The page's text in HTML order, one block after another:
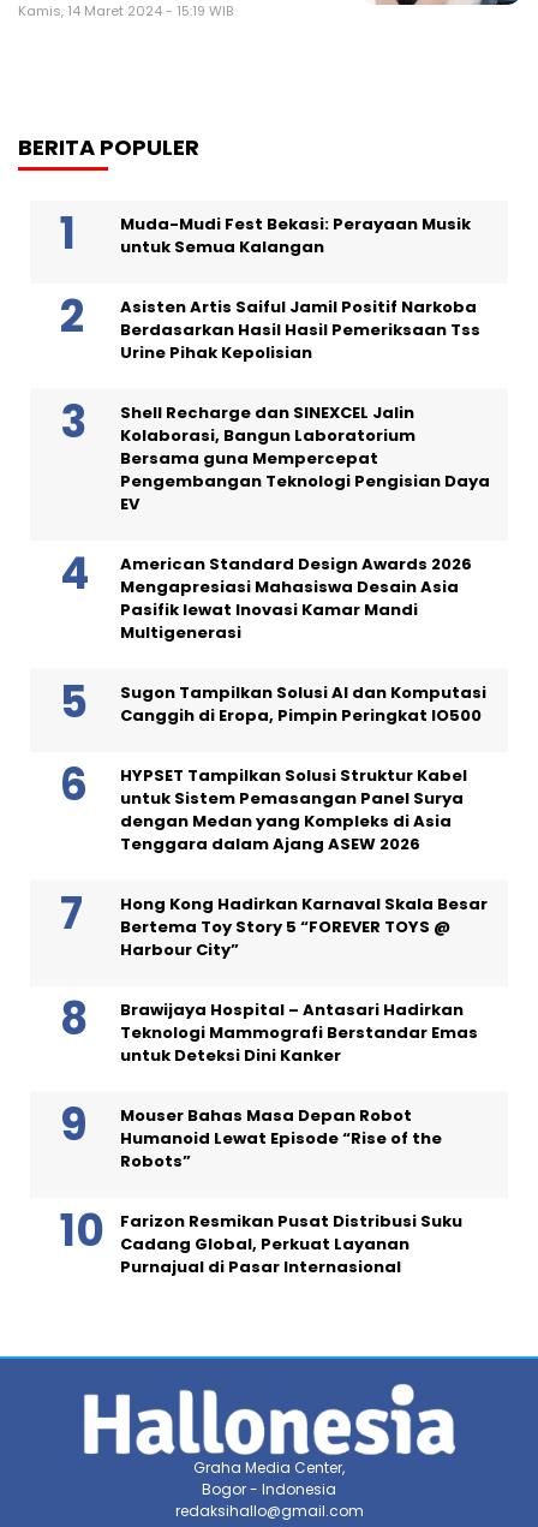
Kamis, 14 Maret 2024 - 15:19 WIB
BERITA POPULER
Muda-Mudi Fest Bekasi: Perayaan Musik
untuk Semua Kalangan
Asisten Artis Saiful Jamil Positif Narkoba
Berdasarkan Hasil Hasil Pemeriksaan Tss
Urine Pihak Kepolisian
Shell Recharge dan SINEXCEL Jalin
Kolaborasi, Bangun Laboratorium
Bersama guna Mempercepat
Pengembangan Teknologi Pengisian Daya
EV
American Standard Design Awards 2026
Mengapresiasi Mahasiswa Desain Asia
Pasifik lewat Inovasi Kamar Mandi
Multigenerasi
Sugon Tampilkan Solusi AI dan Komputasi
Canggih di Eropa, Pimpin Peringkat IO500
HYPSET Tampilkan Solusi Struktur Kabel
untuk Sistem Pemasangan Panel Surya
dengan Medan yang Kompleks di Asia
Tenggara dalam Ajang ASEW 2026
Hong Kong Hadirkan Karnaval Skala Besar
Bertema Toy Story 5 “FOREVER TOYS @
Harbour City”
Brawijaya Hospital – Antasari Hadirkan
Teknologi Mammografi Berstandar Emas
untuk Deteksi Dini Kanker
Mouser Bahas Masa Depan Robot
Humanoid Lewat Episode “Rise of the
Robots”
Farizon Resmikan Pusat Distribusi Suku
Cadang Global, Perkuat Layanan
Purnajual di Pasar Internasional
Graha Media Center,
Bogor - Indonesia
redaksihallo@gmail.com